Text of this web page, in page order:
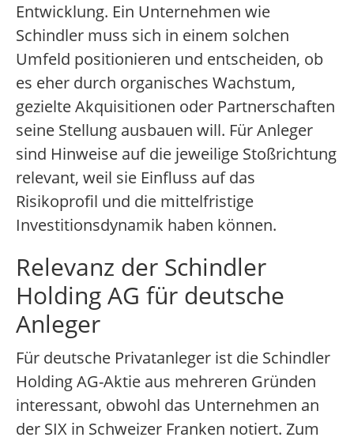
Entwicklung. Ein Unternehmen wie
Schindler muss sich in einem solchen
Umfeld positionieren und entscheiden, ob
es eher durch organisches Wachstum,
gezielte Akquisitionen oder Partnerschaften
seine Stellung ausbauen will. Für Anleger
sind Hinweise auf die jeweilige Stoßrichtung
relevant, weil sie Einfluss auf das
Risikoprofil und die mittelfristige
Investitionsdynamik haben können.
Relevanz der Schindler
Holding AG für deutsche
Anleger
Für deutsche Privatanleger ist die Schindler
Holding AG-Aktie aus mehreren Gründen
interessant, obwohl das Unternehmen an
der SIX in Schweizer Franken notiert. Zum